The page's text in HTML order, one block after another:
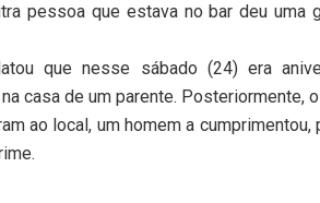
pessoa que estava no bar deu uma
que nesse sábado (24) era
casa de um parente. Posteriormente,
ao local, um homem a